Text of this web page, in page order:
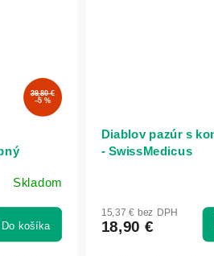
39,80 €
–5 %
Skladom
Do košíka
Diablov pazúr s
- SwissMedicus
15,37 € bez DPH
18,90 €